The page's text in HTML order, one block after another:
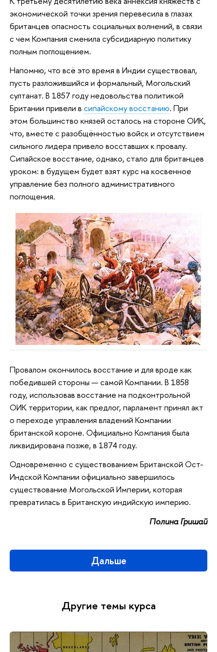
экономической точки зрения перевесила в глазах
британцев опасность социальных волнений, в связи
с чем Компания сменила субсидиарную политику
полным поглощением.
Напомню, что всё это время в Индии существовал,
пусть разложившийся и формальный, Могольский
султанат. В 1857 году недовольства политикой
Британии привели в сипайскому восстанию. При
этом большинство князей осталось на стороне ОИК,
что, вместе с разобщённостью войск и отсутствием
сильного лидера привело восставших к провалу.
Сипайское восстание, однако, стало для британцев
уроком: в будущем будет взят курс на косвенное
управление без полного административного
поглощения.
Провалом окончилось восстание и для вроде как
победившей стороны — самой Компании. В 1858
году, использовав восстание на подконтрольной
ОИК территории, как предлог, парламент принял акт
о переходе управления владений Компании
британской короне. Официально Компания была
ликвидирована позже, в 1874 году.
Одновременно с существованием Британской Ост-
Индской Компании официально завершилось
существование Могольской Империи, которая
превратилась в Британскую индийскую империю.
Полина Гришай
Дальше
Другие темы курса